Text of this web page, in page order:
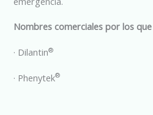
Nombres comerciales por los
· Dilantin®
· Phenytek®